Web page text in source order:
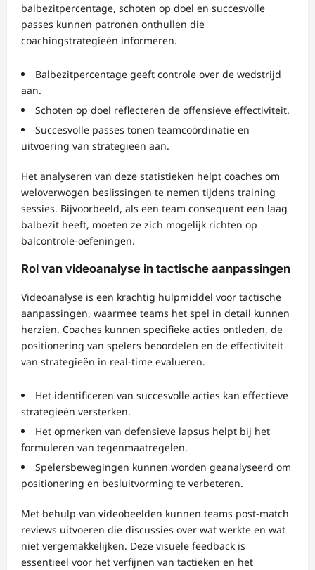
balbezitpercentage, schoten op doel en succesvolle
passes kunnen patronen onthullen die
coachingstrategieën informeren.
Balbezitpercentage geeft controle over de wedstrijd
aan.
Schoten op doel reflecteren de offensieve effectiviteit.
Succesvolle passes tonen teamcoördinatie en
uitvoering van strategieën aan.
Het analyseren van deze statistieken helpt coaches om
weloverwogen beslissingen te nemen tijdens training
sessies. Bijvoorbeeld, als een team consequent een laag
balbezit heeft, moeten ze zich mogelijk richten op
balcontrole-oefeningen.
Rol van videoanalyse in tactische aanpassingen
Videoanalyse is een krachtig hulpmiddel voor tactische
aanpassingen, waarmee teams het spel in detail kunnen
herzien. Coaches kunnen specifieke acties ontleden, de
positionering van spelers beoordelen en de effectiviteit
van strategieën in real-time evalueren.
Het identificeren van succesvolle acties kan effectieve
strategieën versterken.
Het opmerken van defensieve lapsus helpt bij het
formuleren van tegenmaatregelen.
Spelersbewegingen kunnen worden geanalyseerd om
positionering en besluitvorming te verbeteren.
Met behulp van videobeelden kunnen teams post-match
reviews uitvoeren die discussies over wat werkte en wat
niet vergemakkelijken. Deze visuele feedback is
essentieel voor het verfijnen van tactieken en het